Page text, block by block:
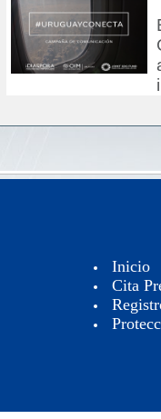
la “Campaña
una iniciativa
Sostenible),
Inicio
Cita